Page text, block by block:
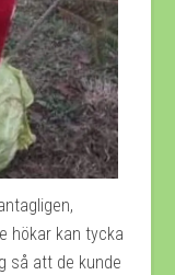
hökar kan tycka
så att de kunde